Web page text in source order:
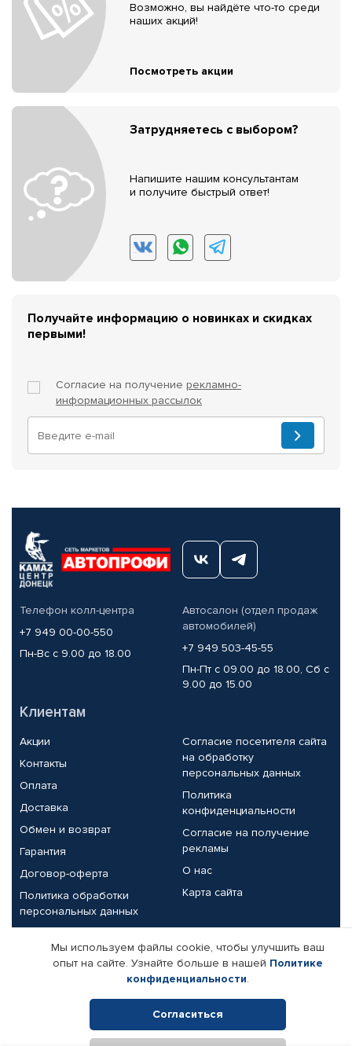
Возможно, вы найдёте что-то среди
наших акций!
Посмотреть акции
Затрудняетесь с выбором?
Напишите нашим консультантам
и получите быстрый ответ!
Получайте информацию о новинках и скидках
первыми!
Согласие на получение рекламно-
информационных рассылок
Телефон колл-центра
+7 949 00-00-550
Пн-Вс с 9.00 до 18.00
Автосалон (отдел продаж
автомобилей)
+7 949 503-45-55
Пн-Пт с 09.00 до 18.00, Сб с
9.00 до 15.00
Клиентам
Акции
Контакты
Оплата
Доставка
Обмен и возврат
Гарантия
Договор-оферта
Политика обработки
персональных данных
Согласие посетителя сайта
на обработку
персональных данных
Политика
конфиденциальности
Согласие на получение
рекламы
О нас
Карта сайта
Партнерам
Корпоративным клиентам
Поставщикам
Реквизиты компании
Мы используем файлы cookie, чтобы улучшить ваш
опыт на сайте. Узнайте больше в нашей Политике
конфиденциальности.
Согласиться